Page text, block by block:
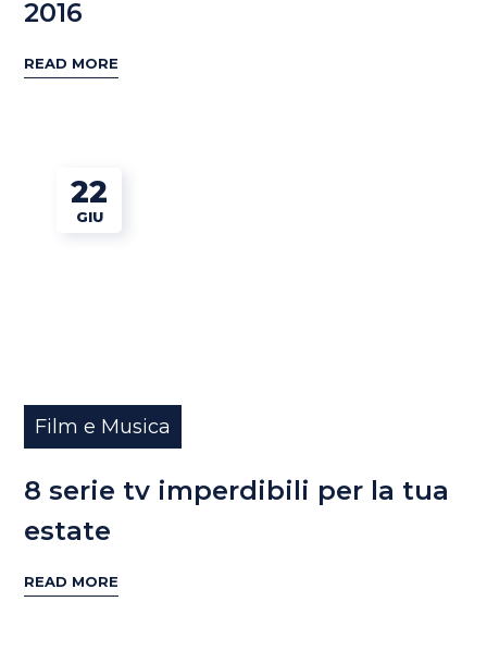
2016
READ MORE
22
GIU
Film e Musica
8 serie tv imperdibili per la tua
estate
READ MORE